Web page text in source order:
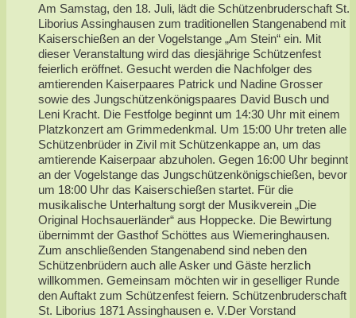
Am Samstag, den 18. Juli, lädt die Schützenbruderschaft St.
Liborius Assinghausen zum traditionellen Stangenabend mit
Kaiserschießen an der Vogelstange „Am Stein“ ein. Mit
dieser Veranstaltung wird das diesjährige Schützenfest
feierlich eröffnet. Gesucht werden die Nachfolger des
amtierenden Kaiserpaares Patrick und Nadine Grosser
sowie des Jungschützenkönigspaares David Busch und
Leni Kracht. Die Festfolge beginnt um 14:30 Uhr mit einem
Platzkonzert am Grimmedenkmal. Um 15:00 Uhr treten alle
Schützenbrüder in Zivil mit Schützenkappe an, um das
amtierende Kaiserpaar abzuholen. Gegen 16:00 Uhr beginnt
an der Vogelstange das Jungschützenkönigschießen, bevor
um 18:00 Uhr das Kaiserschießen startet. Für die
musikalische Unterhaltung sorgt der Musikverein „Die
Original Hochsauerländer“ aus Hoppecke. Die Bewirtung
übernimmt der Gasthof Schöttes aus Wiemeringhausen.
Zum anschließenden Stangenabend sind neben den
Schützenbrüdern auch alle Asker und Gäste herzlich
willkommen. Gemeinsam möchten wir in geselliger Runde
den Auftakt zum Schützenfest feiern. Schützenbruderschaft
St. Liborius 1871 Assinghausen e. V.Der Vorstand